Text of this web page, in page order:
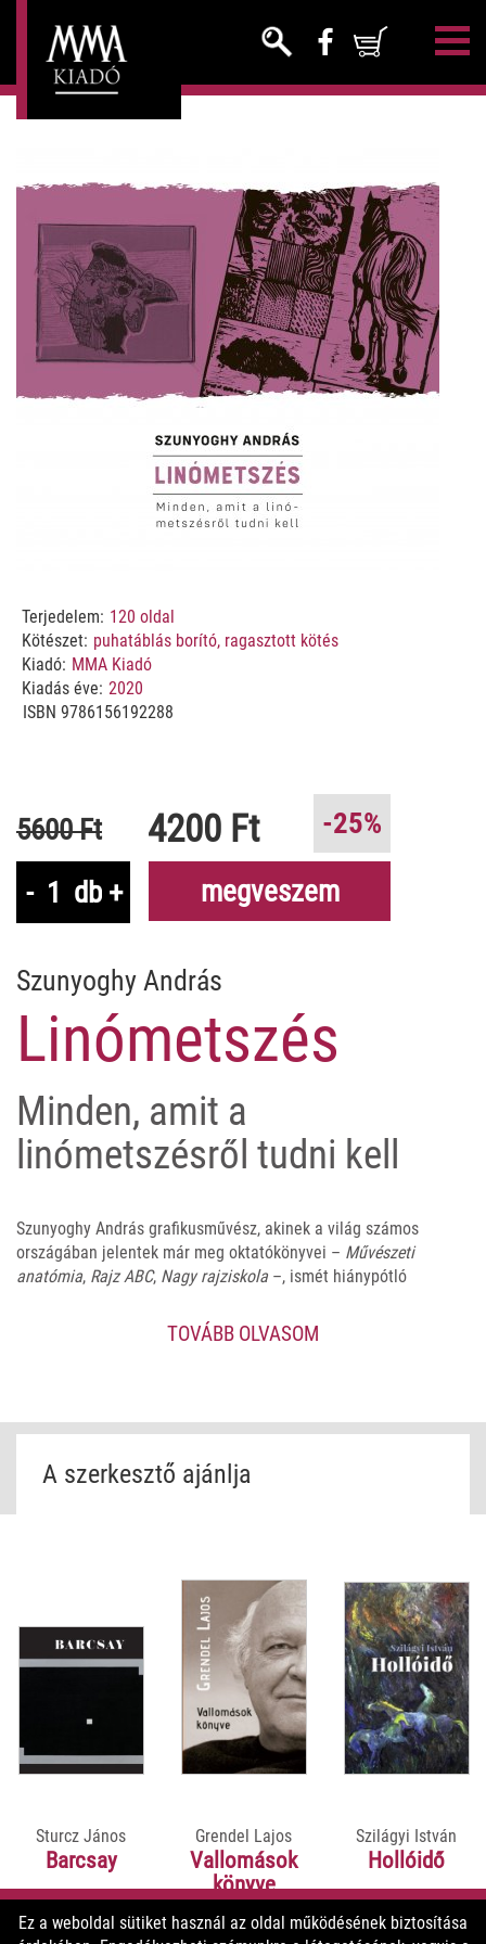
Terjedelem: 120 oldal
Kötészet: puhatáblás borító, ragasztott kötés
Kiadó: MMA Kiadó
Kiadás éve: 2020
ISBN 9786156192288
5600 Ft 4200 Ft
-25%
-
db + megveszem
Szunyoghy András
Linómetszés
Minden, amit a
linómetszésről tudni kell
Szunyoghy András grafikusművész, akinek a világ számos
országában jelentek már meg oktatókönyvei – Művészeti
anatómia, Rajz ABC, Nagy rajziskola –, ismét hiánypótló
sorozatban megjelenő kötetben a linóleummetszéssel
ismerkedőknek nyújt alapos, mégis könnyen érthető
kapnak egy kezdő szerszámkészlet összeállításához. És nem
megtanulására csak egy sok tapasztalattal bíró mester mellett
TOVÁBB OLVASOM
A szerkesztő ajánlja
Sturcz János
Barcsay
Grendel Lajos
Vallomások
könyve
Szilágyi István
Hollóidő
Ez a weboldal sütiket használ az oldal működésének biztosítása